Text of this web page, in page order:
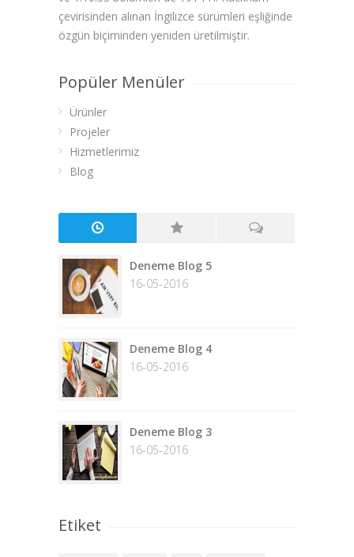
çevirisinden alınan İngilizce sürümleri eşliğinde
özgün biçiminden yeniden üretilmiştir.
Popüler Menüler
Ürünler
Projeler
Hizmetlerimiz
Blog
Deneme Blog 5
16-05-2016
Deneme Blog 4
16-05-2016
Deneme Blog 3
16-05-2016
Etiket